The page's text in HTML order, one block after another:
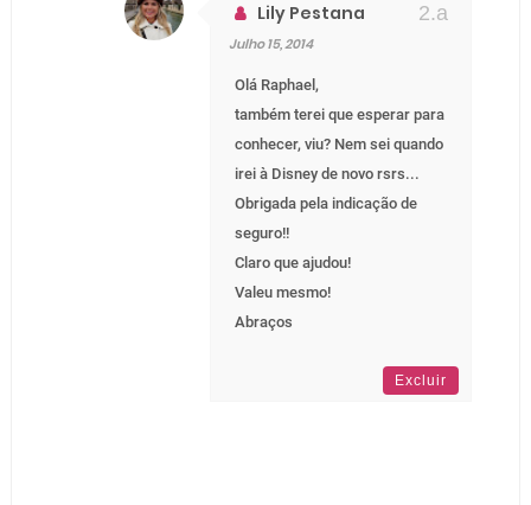
Lily Pestana
Julho 15, 2014
Olá Raphael,
também terei que esperar para
conhecer, viu? Nem sei quando
irei à Disney de novo rsrs...
Obrigada pela indicação de
seguro!!
Claro que ajudou!
Valeu mesmo!
Abraços
Excluir